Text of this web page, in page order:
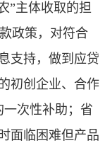
”主体收取的担
政策，对符合
支持，做到应贷
初创企业、合作
一次性补助；省
面临困难但产品